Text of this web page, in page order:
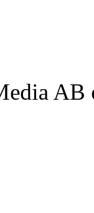
AB